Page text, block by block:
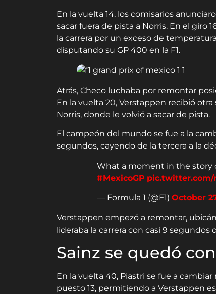
En la vuelta 14, los comisarios
sacar fuera de pista a Norris. En el giro
la carrera por un exceso de
disputando su GP 400 en la F1.
Atrás, Checo luchaba por remontar
En la vuelta 20, Verstappen recibió
Norris, donde le volvió a sacar de pista.
El campeón del mundo se fue a la
segundos, cayendo de la tercera a la
What a moment in the story
#MexicoGP pic.twitter.com/
— Formula 1 (@F1) October
Verstappen empezó a remontar,
lideraba la carrera con casi 9 segundos
Sainz se quedó
En la vuelta 40, Piastri se fue a
puesto 13, permitiendo a Verstappen